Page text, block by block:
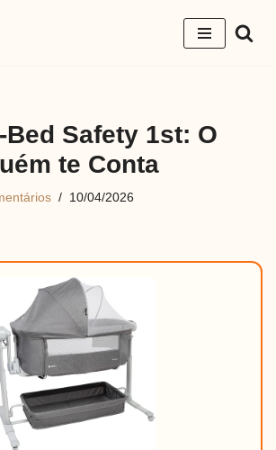
Safety 1st: O
te Conta
10/04/2026